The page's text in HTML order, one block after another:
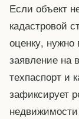
Если объект
кадастровой
оценку, нужно
заявление на
техпаспорт и
зафиксирует